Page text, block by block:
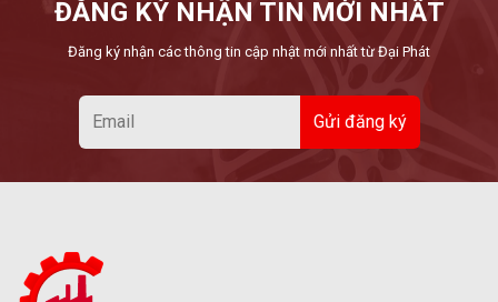
ĐĂNG KÝ NHẬN TIN MỚI NHẤT
Đăng ký nhận các thông tin cập nhật mới nhất từ Đại Phát